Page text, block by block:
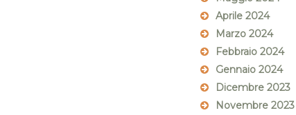
Aprile 2024
Marzo 2024
Febbraio 2024
Gennaio 2024
Dicembre 2023
Novembre 2023